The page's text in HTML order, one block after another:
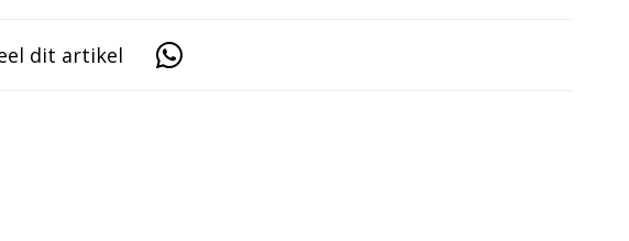
dit artikel